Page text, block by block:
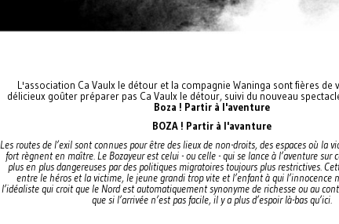
L'association Ca Vaulx le détour et la compagnie Waninga sont fières de
délicieux goûter préparer pas Ca Vaulx le détour, suivi du nouveau
Boza ! Partir à l'aventure
BOZA ! Partir à l'avanture
Les routes de l’exil sont connues pour être des lieux de non-droits, des espaces où la
fort règnent en maître. Le Bozayeur est celui - ou celle - qui se lance à l’aventure sur
plus en plus dangereuses par des politiques migratoires toujours plus restrictives.
entre le héros et la victime, le jeune grandi trop vite et l’enfant à qui l’innocence
l’idéaliste qui croit que le Nord est automatiquement synonyme de richesse ou au
que si l’arrivée n’est pas facile, il y a plus d’espoir là-bas qu’ici.